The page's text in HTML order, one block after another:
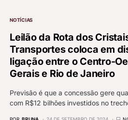
NOTÍCIAS
Leilão da Rota dos
Transportes coloca em
ligação entre o Centro-
Gerais e Rio de Janeiro
Previsão é que a concessão gere
com R$12 bilhões investidos no